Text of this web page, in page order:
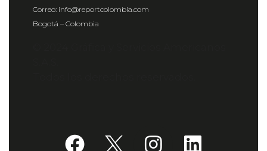
Correo: info@reportcolombia.com
Bogotá – Colombia